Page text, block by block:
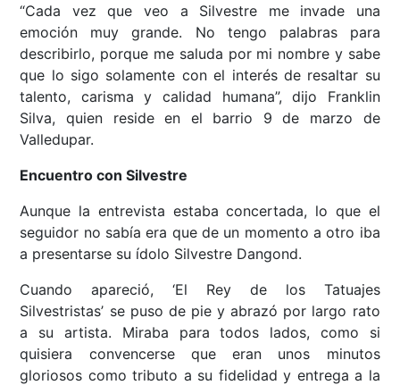
“Cada vez que veo a Silvestre me invade una
emoción muy grande. No tengo palabras para
describirlo, porque me saluda por mi nombre y sabe
que lo sigo solamente con el interés de resaltar su
talento, carisma y calidad humana”, dijo Franklin
Silva, quien reside en el barrio 9 de marzo de
Valledupar.
Encuentro con Silvestre
Aunque la entrevista estaba concertada, lo que el
seguidor no sabía era que de un momento a otro iba
a presentarse su ídolo Silvestre Dangond.
Cuando apareció, ‘El Rey de los Tatuajes
Silvestristas’ se puso de pie y abrazó por largo rato
a su artista. Miraba para todos lados, como si
quisiera convencerse que eran unos minutos
gloriosos como tributo a su fidelidad y entrega a la